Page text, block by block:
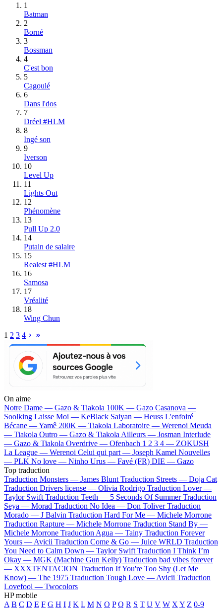
1
Batman
2
Borné
3
Bossman
4
C'est bon
5
Cagoulé
6
Dans l'dos
7
Dréel #HLM
8
Ingé son
9
Iverson
10
Level Up
11
Lights Out
12
Phénomène
13
Pull Up 2.0
14
Putain de salaire
15
Realest #HLM
16
Samosa
17
Vréalité
18
Wing Chun
1 2 3 4
On aime
Notre Dame — Gazo & Tiakola 100K — Gazo Casanova —
Soolking Laisse Moi — KeBlack Saiyan — Heuss L'enfoiré
Bécane —Yamê 200K — Tiakola Laboratoire — Werenoi Meuda
— Tiakola Outro — Gazo & Tiakola Ailleurs — Josman Interlude
— Gazo & Tiakola Overdrive — Ofenbach 1 2 3 4 — ZOKUSH
La League — Werenoi Celui qui part — Joseph Kamel Nouvelles
— PLK No love — Ninho Urus — Favé (FR) DIE — Gazo
Top traduction
Traduction Monsters — James Blunt Traduction Streets — Doja Cat
Traduction Drivers license — Olivia Rodrigo Traduction Lover —
Taylor Swift Traduction Teeth — 5 Seconds Of Summer Traduction
Seya — Morad Traduction No Idea — Don Toliver Traduction
Morado — J Balvin Traduction Hard For Me — Michele Morrone
Traduction Rapture — Michele Morrone Traduction Stand By —
Michele Morrone Traduction Agua — Tainy Traduction Forever
Yours — Avicii Traduction Come & Go — Juice WRLD Traduction
You Need to Calm Down — Taylor Swift Traduction I Think I’m
Okay — MGK (Machine Gun Kelly) Traduction bad vibes forever
— XXXTENTACION Traduction If You're Too Shy (Let Me
Know) — The 1975 Traduction Tough Love — Avicii Traduction
Lovefool — Twocolors
HP mobile
A B C D E F G H I J K L M N O P Q R S T U V W X Y Z 0-9